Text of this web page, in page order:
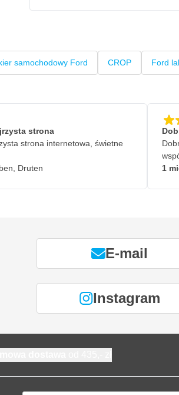
samochodowy Ford CROP Ford
strona
strona internetowa, świetne
Druten
1
E-mail
Instagram